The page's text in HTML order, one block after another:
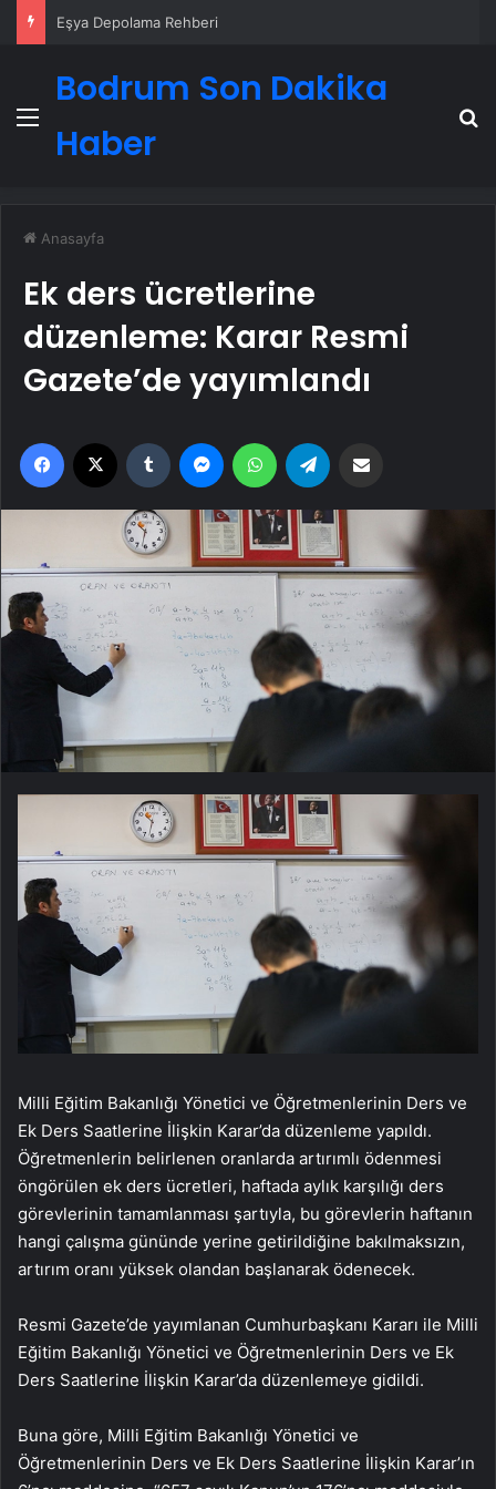
Eşya Depolama Rehberi
Menü
Bodrum Son Dakika
Haber
Anasayfa
Ek ders ücretlerine
düzenleme: Karar Resmi
Gazete’de yayımlandı
Facebook Tumblr MessengerWhatsApp
Milli Eğitim Bakanlığı Yönetici ve Öğretmenlerinin Ders ve
Ek Ders Saatlerine İlişkin Karar’da düzenleme yapıldı.
Öğretmenlerin belirlenen oranlarda artırımlı ödenmesi
öngörülen ek ders ücretleri, haftada aylık karşılığı ders
görevlerinin tamamlanması şartıyla, bu görevlerin haftanın
hangi çalışma gününde yerine getirildiğine bakılmaksızın,
artırım oranı yüksek olandan başlanarak ödenecek.
Resmi Gazete’de yayımlanan Cumhurbaşkanı Kararı ile Milli
Eğitim Bakanlığı Yönetici ve Öğretmenlerinin Ders ve Ek
Ders Saatlerine İlişkin Karar’da düzenlemeye gidildi.
Buna göre, Milli Eğitim Bakanlığı Yönetici ve
Öğretmenlerinin Ders ve Ek Ders Saatlerine İlişkin Karar’ın